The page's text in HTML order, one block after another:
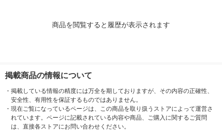
商品を閲覧すると履歴が表示されます
掲載商品の情報について
・ 掲載している情報の精度には万全を期しておりますが、その内容の正確性、
安全性、有用性を保証するものではありません。
・ 現在ご覧になっているページは、この商品を取り扱うストアによって運営さ
れています。ページに記載されている内容や商品、ご購入に関するご質問
は、直接各ストアにお問い合わせください。